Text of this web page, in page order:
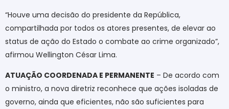
“Houve uma decisão do presidente da República,
compartilhada por todos os atores presentes, de elevar ao
status de ação do Estado o combate ao crime organizado”,
afirmou Wellington César Lima.
ATUAÇÃO COORDENADA E PERMANENTE – De acordo com
o ministro, a nova diretriz reconhece que ações isoladas de
governo, ainda que eficientes, não são suficientes para